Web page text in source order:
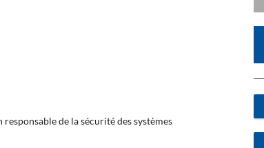
de la sécurité des systèmes